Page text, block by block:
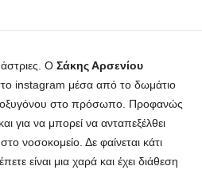
Ο Σάκης Αρσενίου
instagram μέσα από το δωμάτιο
οξυγόνου στο πρόσωπο. Προφανώς
για να μπορεί να ανταπεξέλθει
νοσοκομείο. Δε φαίνεται κάτι
είναι μια χαρά και έχει διάθεση